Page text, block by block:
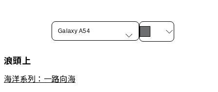
Galaxy A54
浪頭上
海洋系列：一路向海